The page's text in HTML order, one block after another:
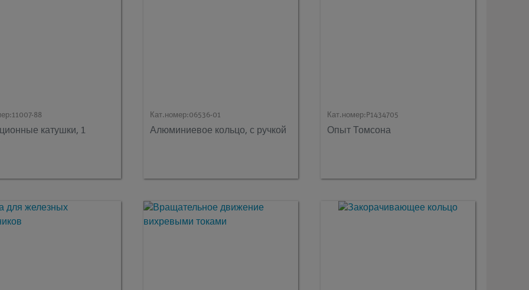
11007-88
катушки, 1
Кат.номер:06536-01
Алюминиевое кольцо, с ручкой
Кат.номер: P1434705
Опыт Томсона